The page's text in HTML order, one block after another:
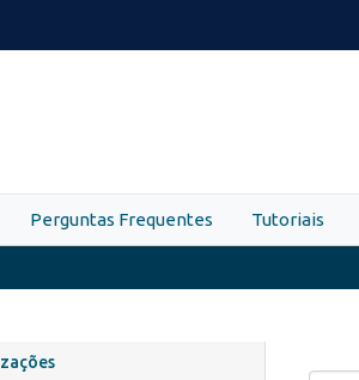
Perguntas Frequentes Tutoriais